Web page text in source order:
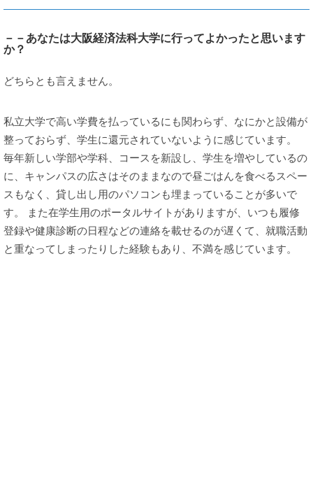
－－あなたは大阪経済法科大学に行ってよかったと思います
か？
どちらとも言えません。
私立大学で高い学費を払っているにも関わらず、なにかと設備が
整っておらず、学生に還元されていないように感じています。
毎年新しい学部や学科、コースを新設し、学生を増やしているの
に、キャンパスの広さはそのままなので昼ごはんを食べるスペー
スもなく、貸し出し用のパソコンも埋まっていることが多いで
す。 また在学生用のポータルサイトがありますが、いつも履修
登録や健康診断の日程などの連絡を載せるのが遅くて、就職活動
と重なってしまったりした経験もあり、不満を感じています。